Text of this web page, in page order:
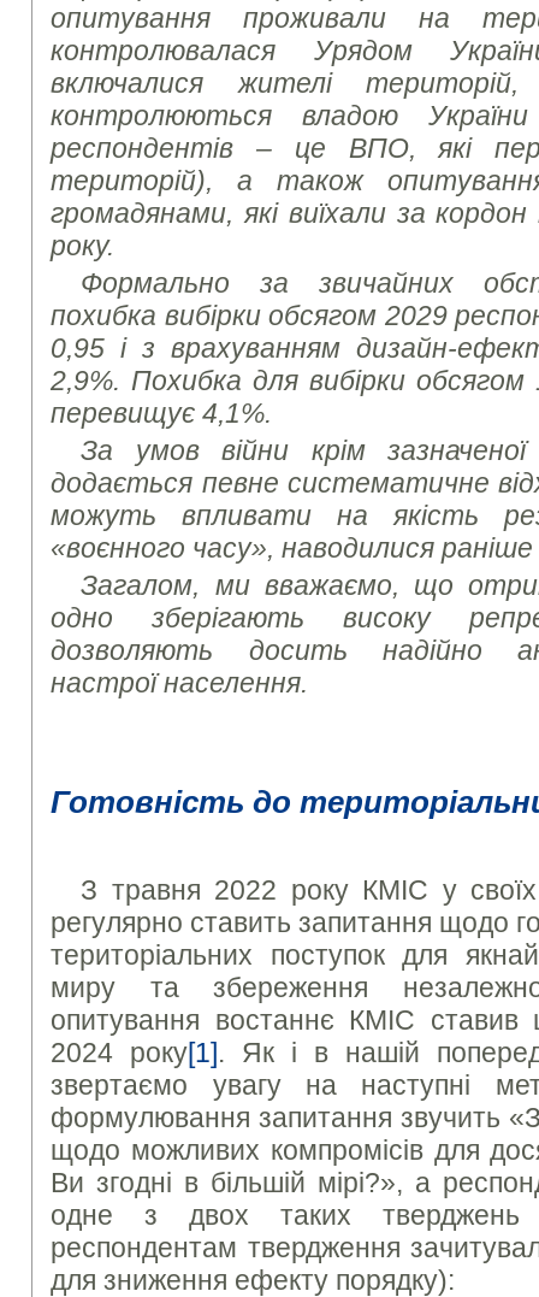
опитування проживали на
контролювалася Урядом
включалися жителі
контролюються владою
респондентів – це ВПО, які
територій), а також
громадянами, які виїхали за
року.
Формально за звичайних
похибка вибірки обсягом 2029
0,95 і з врахуванням дизайн-
2,9%. Похибка для вибірки
перевищує 4,1%.
За умов війни крім
додається певне систематичне
можуть впливати на якість
«воєнного часу», наводилися
Загалом, ми вважаємо, що
одно зберігають високу
дозволяють досить надійно
настрої населення.
Готовність до
З травня 2022 року КМІС у
регулярно ставить запитання щодо
територіальних поступок для
миру та збереження
опитування востаннє КМІС ставив
2024 року[1]. Як і в нашій
звертаємо увагу на наступні
формулювання запитання звучить
щодо можливих компромісів для
Ви згодні в більшій мірі?», а
одне з двох таких
респондентам твердження
для зниження ефекту порядку):